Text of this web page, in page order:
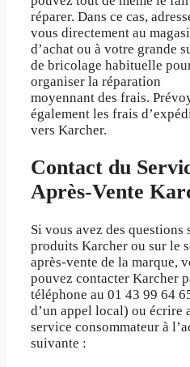
réparer. Dans ce cas,
vous directement au
d’achat ou à votre grande
de bricolage habituelle
organiser la réparation
moyennant des frais.
également les frais
vers Karcher.
Contact du
Après-Vente
Si vous avez des questions
produits Karcher ou sur le
après-vente de la marque,
pouvez contacter Karcher
téléphone au 01 43 99 64
d’un appel local) ou écrire
service consommateur à
suivante :